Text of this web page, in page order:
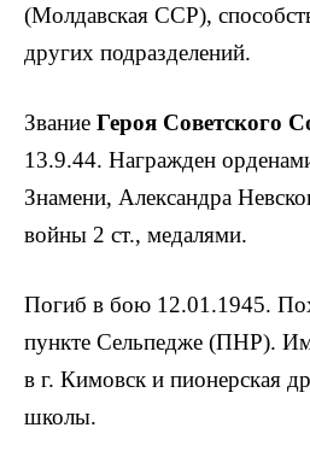
(Молдавская ССР),
других подразделений.
Звание Героя Советского
13.9.44. Награжден
Знамени, Александра
войны 2 ст., медалями.
Погиб в бою 12.01.1945.
пункте Сельпедже (ПНР).
в г. Кимовск и пионерская
школы.